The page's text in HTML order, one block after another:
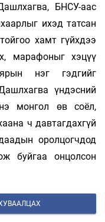
БНСУ-аас
ихэд татсан
хамт гүйхдээ
марафоныг хэцүү
нэг гэдгийг
үндэсний
монгол өв соёл,
ч давтагдахгүй
оролцогчдод
буйгаа онцолсон